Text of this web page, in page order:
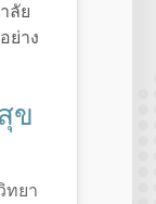
ลัย
ย่าง
ข
ทยา